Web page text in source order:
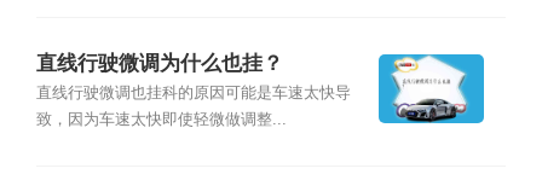
直线行驶微调为什么也挂？
直线行驶微调也挂科的原因可能是车速太快导
致，因为车速太快即使轻微做调整...